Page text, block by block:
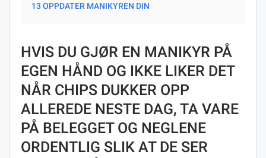
13 OPPDATER MANIKYREN DIN
HVIS DU GJØR EN MANIKYR PÅ
EGEN HÅND OG IKKE LIKER DET
NÅR CHIPS DUKKER OPP
ALLEREDE NESTE DAG, TA VARE
PÅ BELEGGET OG NEGLENE
ORDENTLIG SLIK AT DE SER